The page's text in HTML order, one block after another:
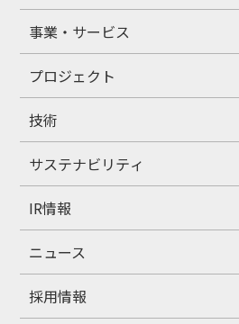
事業・サービス
プロジェクト
技術
サステナビリティ
IR情報
ニュース
採用情報